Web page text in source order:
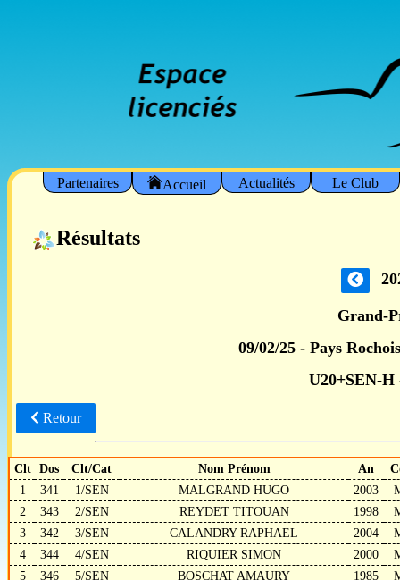
Partenaires Accueil Actualités Le Club
Résultats
Grand-
09/02/25 - Pays
U20+SEN-
Retour
Clt Dos Clt/Cat Nom Prénom An
1
341 1/SEN MALGRAND HUGO 2003
2
343 2/SEN REYDET TITOUAN 1998
3
342 3/SEN CALANDRY RAPHAEL 2004
4
344 4/SEN RIQUIER SIMON 2000
5
346 5/SEN BOSCHAT AMAURY 1985